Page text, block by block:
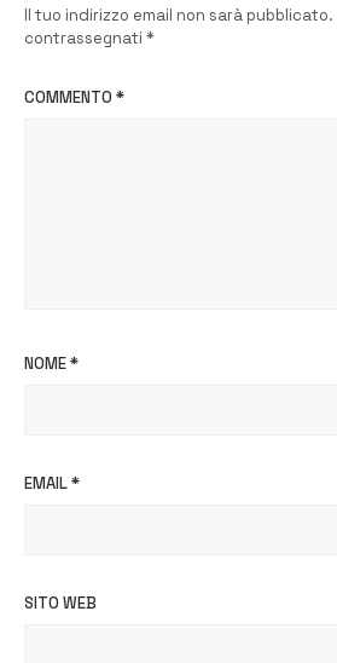
Il tuo indirizzo email non sarà pubblicato.
contrassegnati *
COMMENTO *
NOME*
EMAIL*
SITO WEB